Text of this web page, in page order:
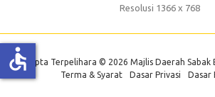
Resolusi 1366 x 768
Hak Cipta Terpelihara © 2026 Majlis Daerah Sabak
Terma & Syarat
Dasar Privasi Dasar
accessible